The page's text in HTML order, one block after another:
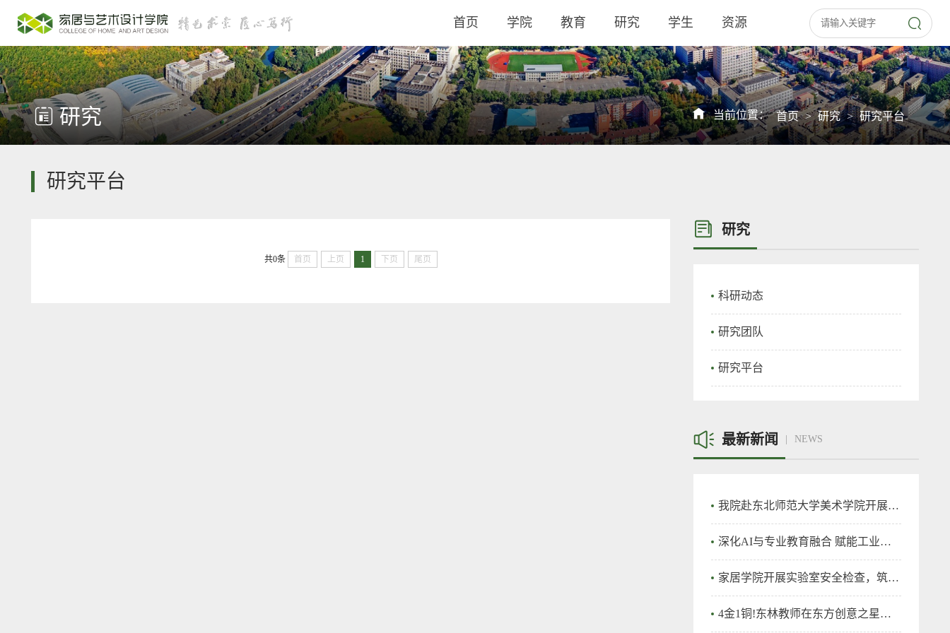
首页 学院 教育 研究 学生 资源
研究 当前位置： 首页 > 研究 > 研究平台
研究平台
共0条 首页 上页 1 下页 尾页
研究
科研动态
研究团队
研究平台
最新新闻 NEWS
我院赴东北师范大学美术学院开展专题调研
深化AI与专业教育融合 赋能工业设计人才培养 ——家居与艺术设计学院工业设计专业召开专题研讨会
家居学院开展实验室安全检查，筑牢实验室安全防线
4金1铜!东林教师在东方创意之星教师教学创新大赛再创佳绩！